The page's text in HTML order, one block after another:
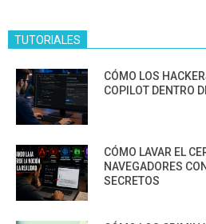
TUTORIALES
CÓMO LOS
COPILOT DENTRO
CÓMO LAVAR EL
NAVEGADORES
SECRETOS